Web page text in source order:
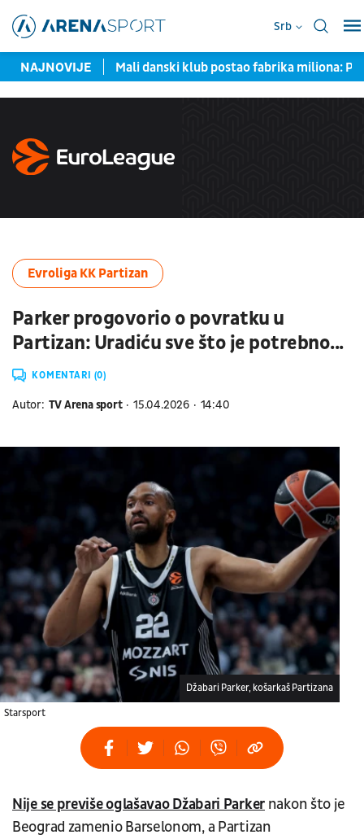
Srb
NAJNOVIJE
selekcija Italije Mali danski klub postao fabrika miliona:
Evroliga KK Partizan
Parker progovorio o povratku u
Partizan: Uradiću sve što je potrebno...
KOMENTARI (0)
Autor: TV Arena sport 15.04.2026 14:40
Starsport
Džabari Parker, košarkaš Partizana
Nije se previše oglašavao Džabari Parker nakon što je
Beograd zamenio Barselonom, a Partizan